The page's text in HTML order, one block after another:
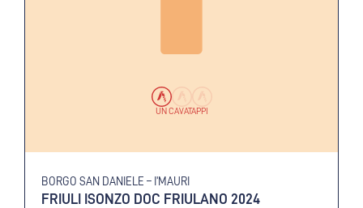
UN CAVATAPPI
BORGO SAN DANIELE – I’MAURI
FRIULI ISONZO DOC FRIULANO 2024